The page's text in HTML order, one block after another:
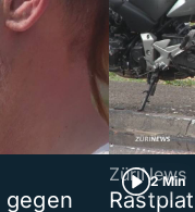
2 Min
ZüriNews